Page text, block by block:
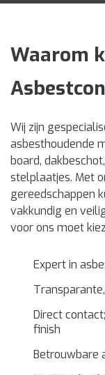
Waarom
Wij zijn
asbesthoudende
board,
stelplaatjes. Met
gereedschappen
vakkundig en
voor ons moet
Expert in
Direct
finish
Betrouwbare